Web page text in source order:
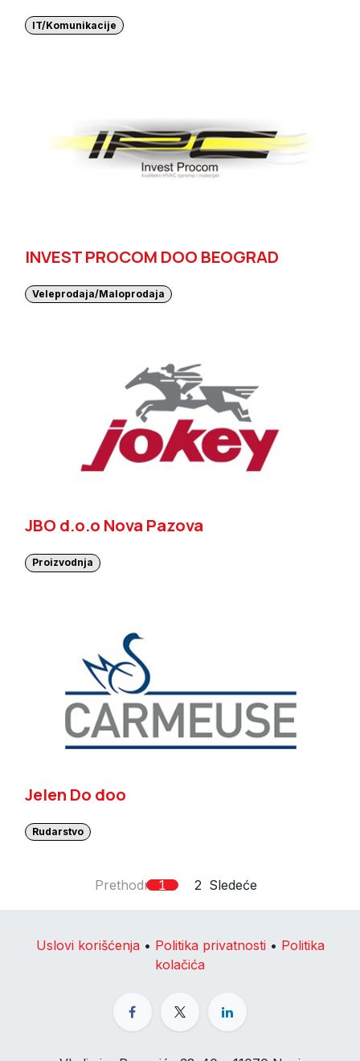
IT/Komunikacije
INVEST PROCOM DOO BEOGRAD
Veleprodaja/Maloprodaja
JBO d.o.o Nova Pazova
Proizvodnja
Jelen Do doo
Rudarstvo
Prethodno1 2 Sledeće
Uslovi korišćenja • Politika privatnosti • Politika
kolačića